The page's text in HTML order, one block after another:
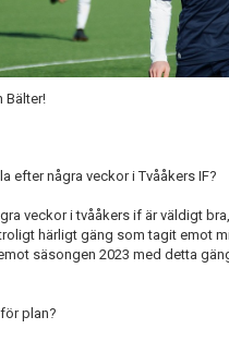
Bälter!
efter några veckor i Tvååkers IF?
veckor i tvååkers if är väldigt
härligt gäng som tagit emot
säsongen 2023 med detta
plan?